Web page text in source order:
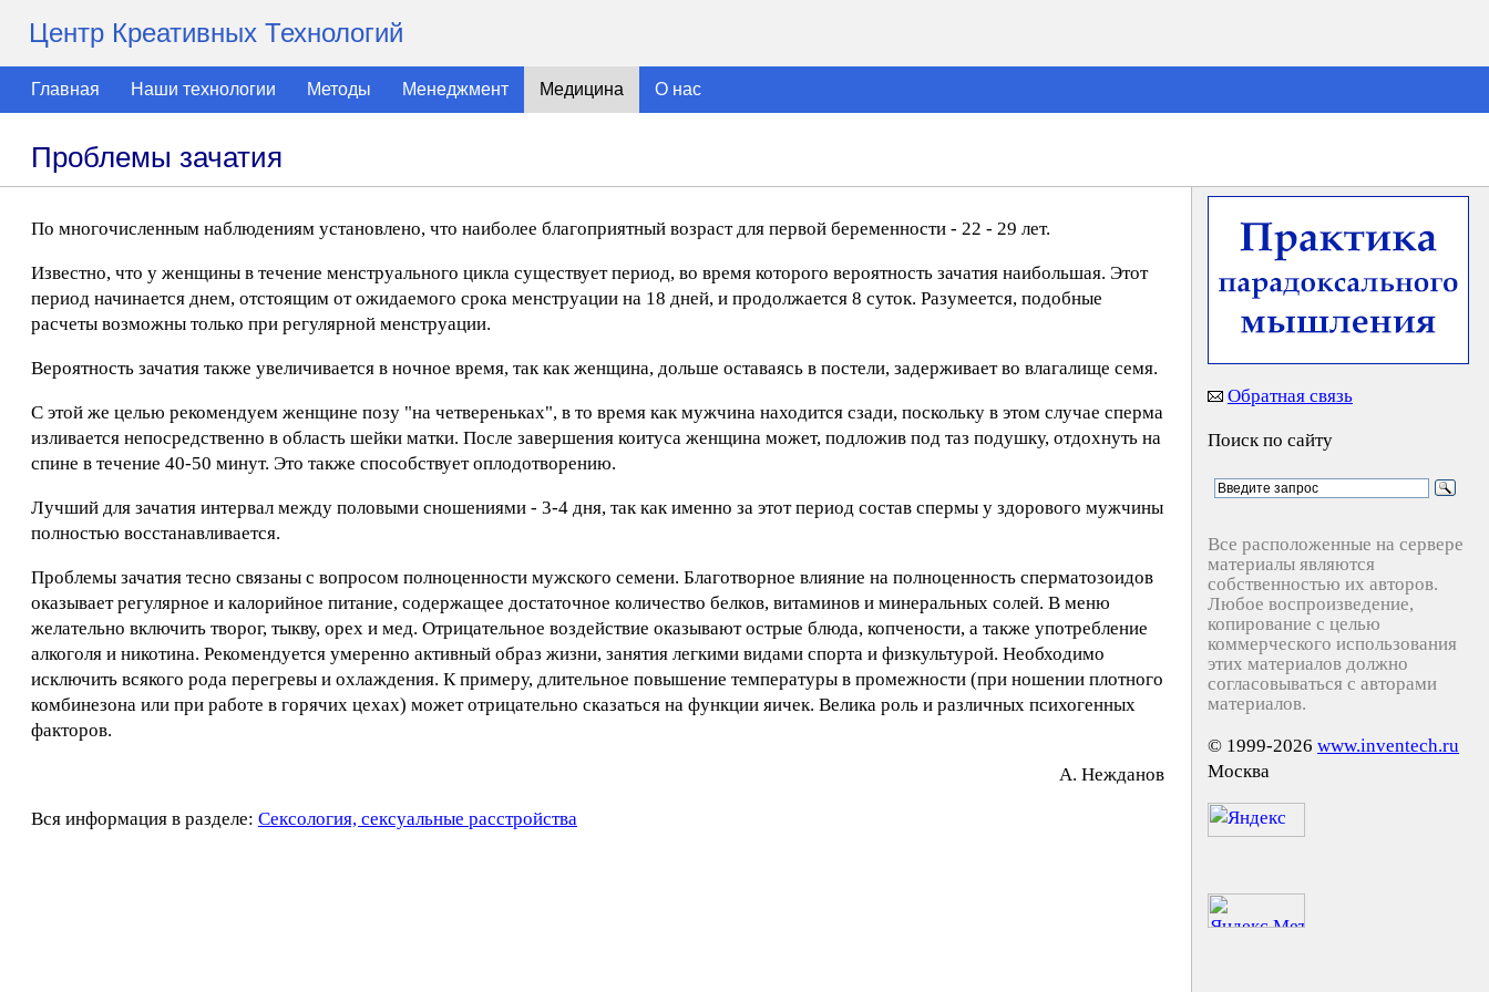
Центр Креативных Технологий
Главная Наши технологии Методы Менеджмент Медицина О нас
Проблемы зачатия
По многочисленным наблюдениям установлено, что наиболее благоприятный возраст для первой беременности - 22 - 29 лет.
Известно, что у женщины в течение менструального цикла существует период, во время которого вероятность зачатия наибольшая. Этот
период начинается днем, отстоящим от ожидаемого срока менструации на 18 дней, и продолжается 8 суток. Разумеется, подобные
расчеты возможны только при регулярной менструации.
Вероятность зачатия также увеличивается в ночное время, так как женщина, дольше оставаясь в постели, задерживает во влагалище семя.
С этой же целью рекомендуем женщине позу "на четвереньках", в то время как мужчина находится сзади, поскольку в этом случае сперма
изливается непосредственно в область шейки матки. После завершения коитуса женщина может, подложив под таз подушку, отдохнуть на
спине в течение 40-50 минут. Это также способствует оплодотворению.
Лучший для зачатия интервал между половыми сношениями - 3-4 дня, так как именно за этот период состав спермы у здорового мужчины
полностью восстанавливается.
Проблемы зачатия тесно связаны с вопросом полноценности мужского семени. Благотворное влияние на полноценность сперматозоидов
оказывает регулярное и калорийное питание, содержащее достаточное количество белков, витаминов и минеральных солей. В меню
желательно включить творог, тыкву, орех и мед. Отрицательное воздействие оказывают острые блюда, копчености, а также употребление
алкоголя и никотина. Рекомендуется умеренно активный образ жизни, занятия легкими видами спорта и физкультурой. Необходимо
исключить всякого рода перегревы и охлаждения. К примеру, длительное повышение температуры в промежности (при ношении плотного
комбинезона или при работе в горячих цехах) может отрицательно сказаться на функции яичек. Велика роль и различных психогенных
факторов.
А. Нeждaнoв
Вся информация в разделе: Сексология, сексуальные расстройства
Обратная связь
Поиск по сайту
Все расположенные на сервере
материалы являются
собственностью их авторов.
Любое воспроизведение,
копирование с целью
коммерческого использования
этих материалов должно
согласовываться с авторами
материалов.
© 1999-2026 www.inventech.ru
Москва